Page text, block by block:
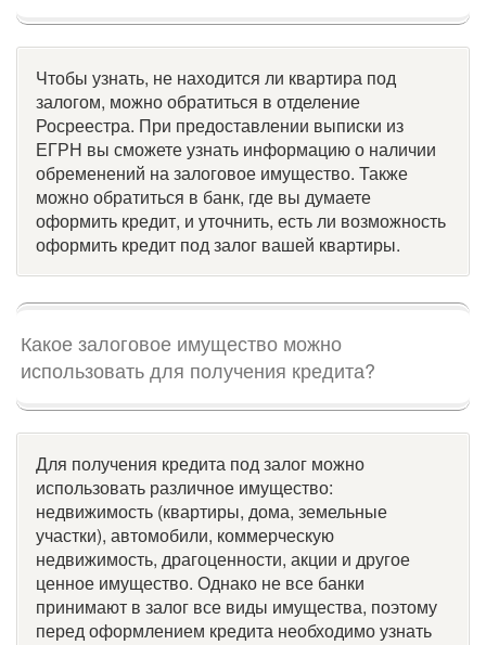
Чтобы узнать, не находится ли квартира под
залогом, можно обратиться в отделение
Росреестра. При предоставлении выписки из
ЕГРН вы сможете узнать информацию о наличии
обременений на залоговое имущество. Также
можно обратиться в банк, где вы думаете
оформить кредит, и уточнить, есть ли возможность
оформить кредит под залог вашей квартиры.
Какое залоговое имущество можно
использовать для получения кредита?
Для получения кредита под залог можно
использовать различное имущество:
недвижимость (квартиры, дома, земельные
участки), автомобили, коммерческую
недвижимость, драгоценности, акции и другое
ценное имущество. Однако не все банки
принимают в залог все виды имущества, поэтому
перед оформлением кредита необходимо узнать